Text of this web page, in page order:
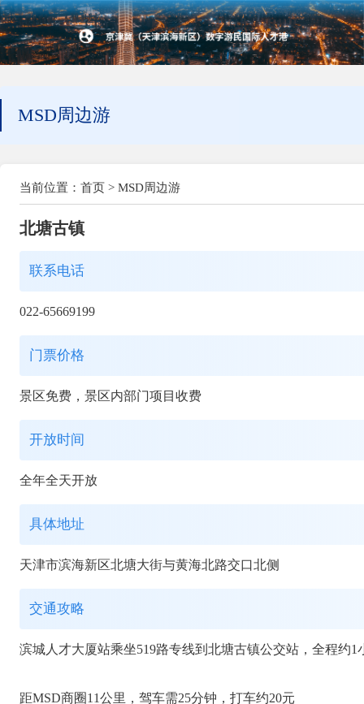
MSD周边游
当前位置： 首页 > MSD周边游
北塘古镇
联系电话
022-65669199
门票价格
景区免费，景区内部门项目收费
开放时间
全年全天开放
具体地址
天津市滨海新区北塘大街与黄海北路交口北侧
交通攻略
滨城人才大厦站乘坐519路专线到北塘古镇公交站，全程约1
距MSD商圈11公里，驾车需25分钟，打车约20元